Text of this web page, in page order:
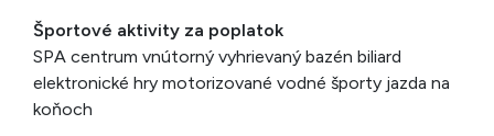
Športové aktivity za poplatok
SPA centrum vnútorný vyhrievaný bazén biliard
elektronické hry motorizované vodné športy jazda na
koňoch